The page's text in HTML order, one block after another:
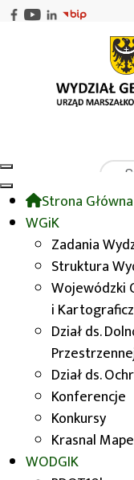
Strona Główna
WGiK
Zadania
Struktura
Wojewódzki
i
Dział ds.
Dział ds.
Konferencje
Konkursy
Krasnal
WODGIK
WGiK
Dotacje na ochronę
Jednostki
Wykaz zadań
Wykaz
JST
Rok 2026
Uchwała nr
Dolnośląskiego z